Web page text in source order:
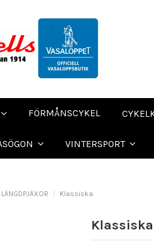
FÖRMÅNSCYKEL
VINTERSPORT
LÄNGDPJÄXOR Klassiska
Klassiska